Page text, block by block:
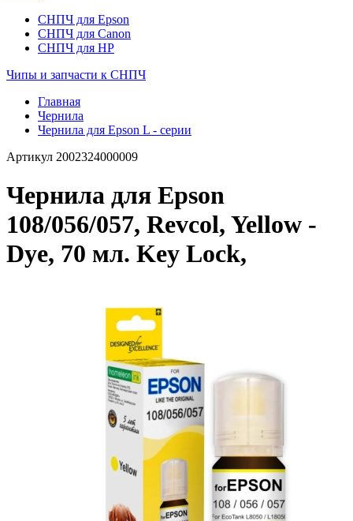
СНПЧ для Epson
СНПЧ для Canon
СНПЧ для HP
Чипы и запчасти к СНПЧ
Главная
Чернила
Чернила для Epson L - серии
Артикул 2002324000009
Чернила для Epson
108/056/057, Revcol, Yellow -
Dye, 70 мл. Key Lock,